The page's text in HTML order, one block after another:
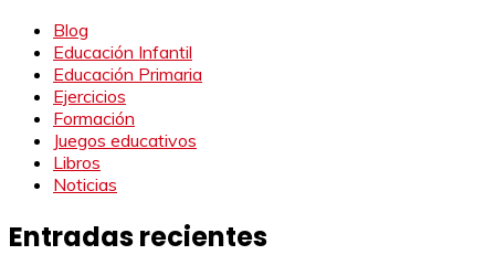
Blog
Educación Infantil
Educación Primaria
Ejercicios
Formación
Juegos educativos
Libros
Noticias
Entradas recientes